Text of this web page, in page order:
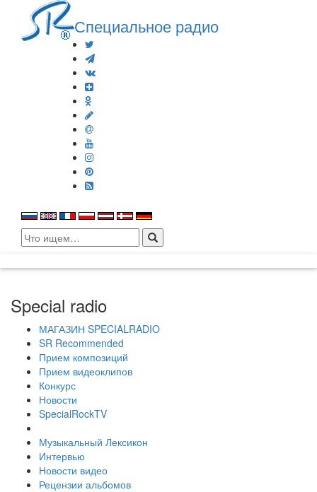
Специальное радио
Search
for:
Special radio
МАГАЗИН SPECIALRADIO
SR Recommended
Прием композиций
Прием видеоклипов
Конкурс
Новости
SpecialRockTV
Музыкальный Лексикон
Интервью
Новости видео
Рецензии альбомов